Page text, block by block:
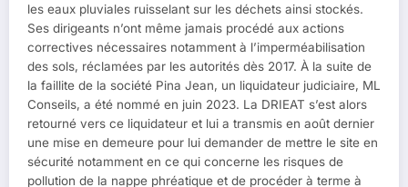
les eaux pluviales ruisselant sur les déchets ainsi stockés.
Ses dirigeants n’ont même jamais procédé aux actions
correctives nécessaires notamment à l’imperméabilisation
des sols, réclamées par les autorités dès 2017. À la suite de
la faillite de la société Pina Jean, un liquidateur judiciaire, ML
Conseils, a été nommé en juin 2023. La DRIEAT s’est alors
retourné vers ce liquidateur et lui a transmis en août dernier
une mise en demeure pour lui demander de mettre le site en
sécurité notamment en ce qui concerne les risques de
pollution de la nappe phréatique et de procéder à terme à